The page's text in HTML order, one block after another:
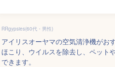
RRgypsies(60代・男性)
アイリスオーヤマの空気清浄機がお
ほこり、ウイルスを除去し、ペット
できます。